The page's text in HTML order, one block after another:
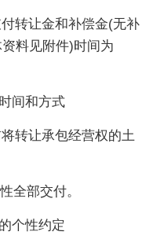
转让金和补偿金(无补
料见附件)时间为
间和方式
转让承包经营权的土
全部交付。
个性约定